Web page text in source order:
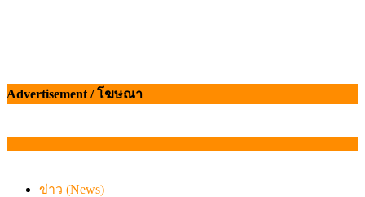
Advertisement / โฆษณา
ข่าว (News)